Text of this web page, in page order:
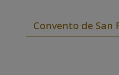
Convento de San